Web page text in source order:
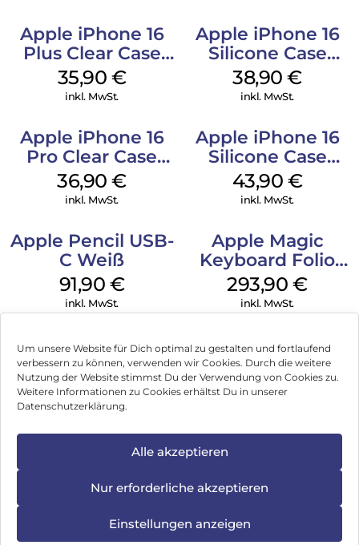
Um unsere Website für Dich optimal zu gestalten und fortlaufend
verbessern zu können, verwenden wir Cookies. Durch die weitere
Nutzung der Website stimmst Du der Verwendung von Cookies zu.
Weitere Informationen zu Cookies erhältst Du in unserer
Datenschutzerklärung.
Alle akzeptieren
Nur erforderliche akzeptieren
Einstellungen anzeigen
Apple iPhone 16
Plus Clear Case
MagSafe
Transparent
35,90 €
inkl. MwSt.
Apple iPhone 16
Silicone Case
MagSafe
Ultramarine
38,90€
inkl. MwSt.
Apple iPhone 16
Pro Clear Case
MagSafe
Transparent
36,90€
inkl. MwSt.
Apple iPhone 16
Silicone Case
MagSafe Plum
43,90 €
inkl. MwSt.
Apple Pencil USB-
C Weiß
91,90 €
inkl. MwSt.
Apple Magic
Keyboard Folio
iPad 10.9″ (10.Gen.)
Weiß
293,90€
inkl. MwSt.
Impressum
Hinweis zur Batterieentsorgung
Newsletter